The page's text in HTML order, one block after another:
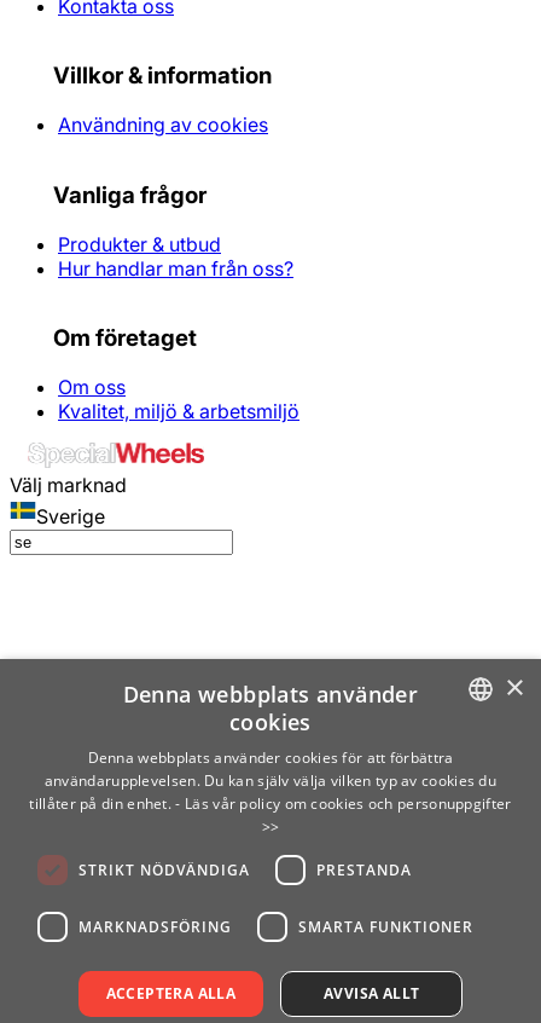
Kontakta oss
Villkor & information
Användning av cookies
Vanliga frågor
Produkter & utbud
Hur handlar man från oss?
Om företaget
Om oss
Kvalitet, miljö & arbetsmiljö
Välj marknad
Sverige
SWEDISH
×
Denna webbplats använder
cookies
Denna webbplats använder cookies för att förbättra
användarupplevelsen. Du kan själv välja vilken typ av cookies du
tillåter på din enhet. - Läs vår policy om cookies och personuppgifter
>>
STRIKT NÖDVÄNDIGA PRESTANDA
MARKNADSFÖRING SMARTA FUNKTIONER
ACCEPTERA ALLA AVVISA ALLT